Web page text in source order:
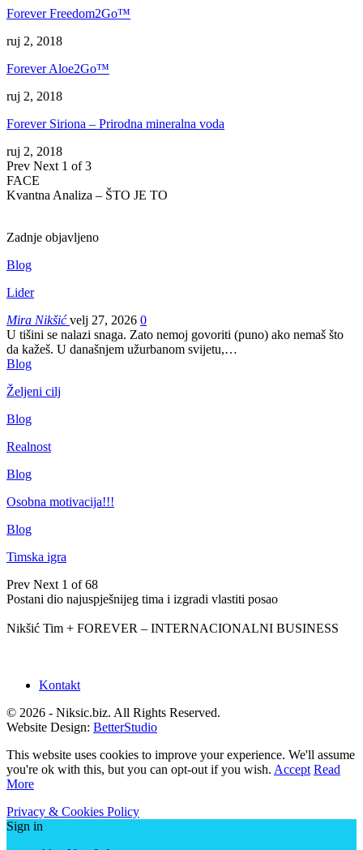
Forever Freedom2Go™
ruj 2, 2018
Forever Aloe2Go™
ruj 2, 2018
Forever Siriona – Prirodna mineralna voda
ruj 2, 2018
Prev Next 1 of 3
FACE
Kvantna Analiza – ŠTO JE TO
Zadnje objavljeno
Blog
Lider
Mira Nikšićvelj 27, 2026 0
U tišini se nalazi snaga. Zato nemoj govoriti (puno) ako nemaš što
da kažeš. U današnjem užurbanom svijetu,…
Blog
Željeni cilj
Blog
Realnost
Blog
Osobna motivacija!!!
Blog
Timska igra
Prev Next 1 of 68
Postani dio najuspješnijeg tima i izgradi vlastiti posao
Nikšić Tim + FOREVER – INTERNACIONALNI BUSINESS
Kontakt
© 2026 - Niksic.biz. All Rights Reserved.
Website Design: BetterStudio
This website uses cookies to improve your experience. We'll assume
you're ok with this, but you can opt-out if you wish. Accept Read
More
Privacy & Cookies Policy
Sign in